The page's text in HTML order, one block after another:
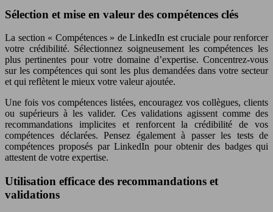
Sélection et mise en valeur des compétences clés
La section « Compétences » de LinkedIn est cruciale pour renforcer
votre crédibilité. Sélectionnez soigneusement les compétences les
plus pertinentes pour votre domaine d’expertise. Concentrez-vous
sur les compétences qui sont les plus demandées dans votre secteur
et qui reflètent le mieux votre valeur ajoutée.
Une fois vos compétences listées, encouragez vos collègues, clients
ou supérieurs à les valider. Ces validations agissent comme des
recommandations implicites et renforcent la crédibilité de vos
compétences déclarées. Pensez également à passer les tests de
compétences proposés par LinkedIn pour obtenir des badges qui
attestent de votre expertise.
Utilisation efficace des recommandations et
validations